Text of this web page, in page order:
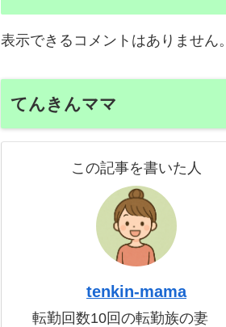
表示できるコメントはありません。
てんきんママ
この記事を書いた人
tenkin-mama
転勤回数10回の転勤族の妻